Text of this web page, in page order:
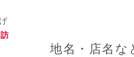
地名・店名な